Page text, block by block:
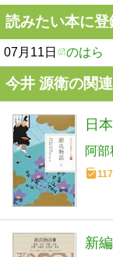
読みたい本に
07月11日 のはら
今井 源衛の関
日
阿部
117
新